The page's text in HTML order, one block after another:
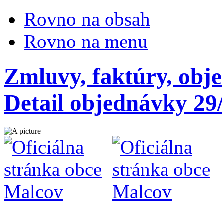
Rovno na obsah
Rovno na menu
Zmluvy, faktúry,
Detail objednávky